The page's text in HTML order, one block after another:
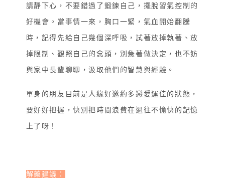
請靜下心，不要錯過了鍛鍊自己，擺脫習氣控制的
好機會。當事情一來，胸口一緊，氣血開始翻騰
時，記得先給自己幾個深呼吸，試著放掉執著、放
掉限制、觀照自己的念頭，別急著做決定，也不妨
與家中長輩聊聊，汲取他們的智慧與經驗。
單身的朋友目前是人緣好邀約多戀愛運佳的狀態，
要好好把握，快別把時間浪費在過往不愉快的記憶
上了呀！
解藥建議：